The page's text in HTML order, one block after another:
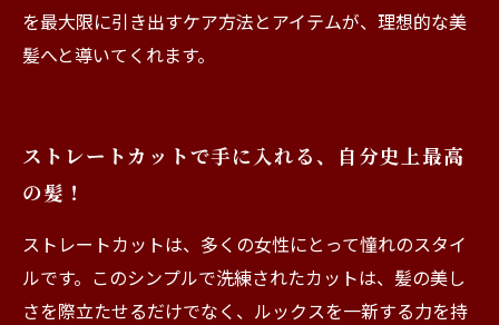
を最大限に引き出すケア方法とアイテムが、理想的な美
髪へと導いてくれます。
ストレートカットで手に入れる、自分史上最高
の髪！
ストレートカットは、多くの女性にとって憧れのスタイ
ルです。このシンプルで洗練されたカットは、髪の美し
さを際立たせるだけでなく、ルックスを一新する力を持